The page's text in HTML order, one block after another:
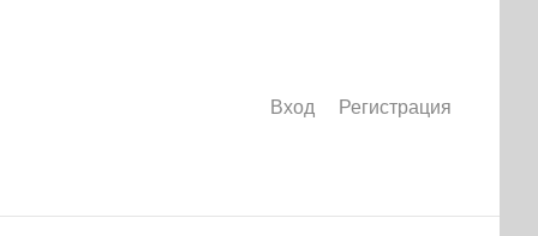
Вход Регистрация